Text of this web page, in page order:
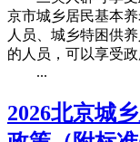
京市城乡居民基本
人员、城乡特困供
的人员，可以享受
...
2026北京城